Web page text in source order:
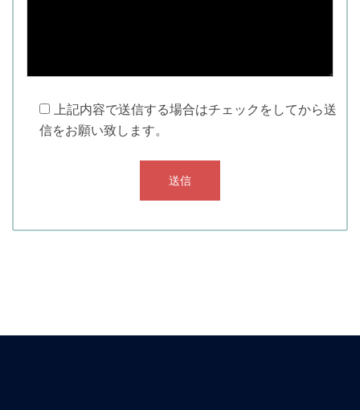
このフィールドは空のままにしてください。
上記内容で送信する場合はチェックをしてから送
信をお願い致します。